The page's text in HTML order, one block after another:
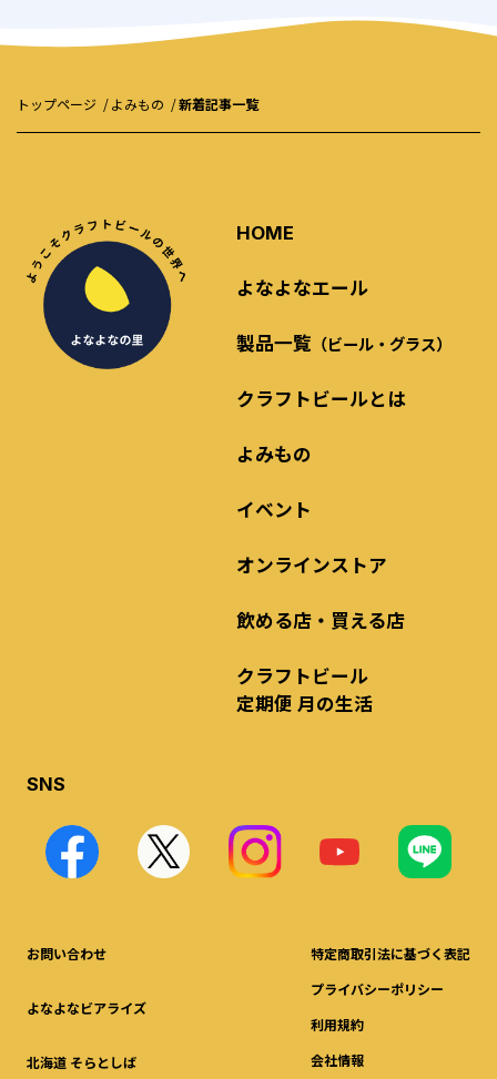
トップページ よみもの 新着記事一覧
HOME
よなよなエール
製品一覧 （ビール・グラス）
クラフトビールとは
よみもの
イベント
オンラインストア
飲める店・買える店
クラフトビール
定期便 月の生活
SNS
お問い合わせ
よなよなビアライズ
北海道 そらとしば
特定商取引法に基づく表記
プライバシーポリシー
利用規約
会社情報